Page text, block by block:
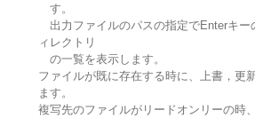
す。
出力ファイルのパスの指定でEnterキー
ィレクトリ
の一覧を表示します。
ファイルが既に存在する時に、上書，更
ます。
複写先のファイルがリードオンリーの時